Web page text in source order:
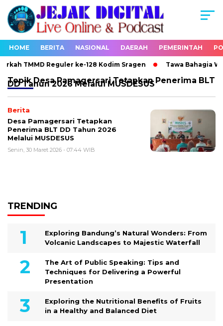
HOME BERITA NASIONAL DAERAH PEMERINTAH
TMMD Reguler ke-128 Kodim Sragen Tawa Bahagia
Topik Desa Pamagersari Tetapkan Penerima BLT
DD Tahun 2026 Melalui MUSDESUS
Berita
Desa Pamagersari Tetapkan
Penerima BLT DD Tahun 2026
Melalui MUSDESUS
Senin, 30 Maret 2026 - 07:44 WIB
TRENDING
Exploring Bandung’s Natural Wonders: From
Volcanic Landscapes to Majestic Waterfall
The Art of Public Speaking: Tips and
Techniques for Delivering a Powerful
Presentation
Exploring the Nutritional Benefits of Fruits
in a Healthy and Balanced Diet